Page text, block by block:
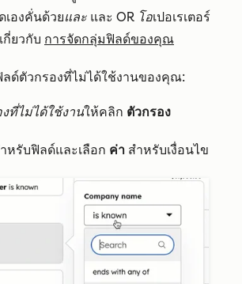
องคั่นด้วยและ และ OR โอเปอเรเตอร์
กี่ยวกับ การจัดกลุ่มฟิลด์ของคุณ
ลด์ตัวกรองที่ไม่ได้ใช้งานของคุณ:
ที่ไม่ได้ใช้งานให้คลิก ตัวกรอง
หรับฟิลด์และเลือก ค่า สำหรับเงื่อนไข